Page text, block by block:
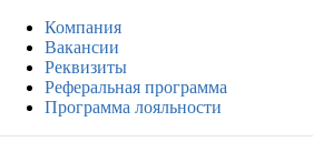
Компания
Вакансии
Реквизиты
Реферальная программа
Программа лояльности